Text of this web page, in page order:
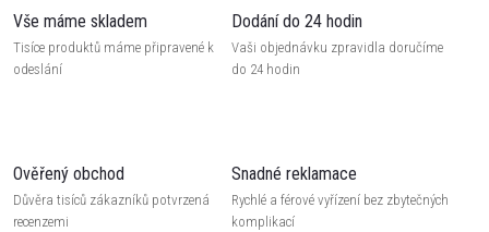
Vše máme skladem
Tisíce produktů máme připravené k
odeslání
Dodání do 24 hodin
Vaši objednávku zpravidla doručíme
do 24 hodin
Ověřený obchod
Důvěra tisíců zákazníků potvrzená
recenzemi
Snadné reklamace
Rychlé a férové vyřízení bez zbytečných
komplikací